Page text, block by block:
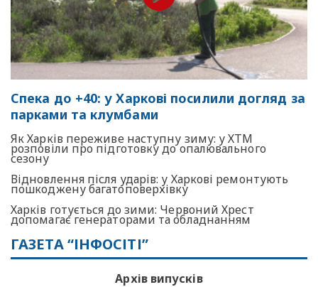
Спека до +40: у Харкові посилили догляд за
парками та клумбами
Як Харків переживе наступну зиму: у ХТМ
розповіли про підготовку до опалювального
сезону
Відновлення після ударів: у Харкові ремонтують
пошкоджену багатоповерхівку
Харків готується до зими: Червоний Хрест
допомагає генераторами та обладнанням
ГАЗЕТА “ІНФОСІТІ”
Архів випусків